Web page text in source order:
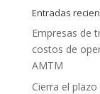
Entradas
Empresas de
costos de
AMTM
Cierra el